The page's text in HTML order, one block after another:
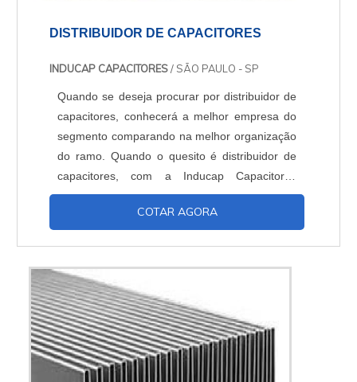
DISTRIBUIDOR DE CAPACITORES
INDUCAP CAPACITORES/ SÃO PAULO - SP
Quando se deseja procurar por distribuidor de
capacitores, conhecerá a melhor empresa do
segmento comparando na melhor organização
do ramo. Quando o quesito é distribuidor de
capacitores, com a Inducap Capacitores
alcançará excelente custo-benefício com
assessoria técnica especializada. UM POUCO
seus reforços em oferecer aos clientes uma
estrutura com escritório d...
COTAR AGORA